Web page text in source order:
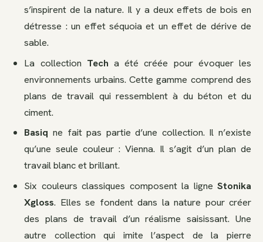
s’inspirent de la nature. Il y a deux effets de bois en
détresse : un effet séquoia et un effet de dérive de
sable.
La collection Tech a été créée pour évoquer les
environnements urbains. Cette gamme comprend des
plans de travail qui ressemblent à du béton et du
ciment.
Basiq ne fait pas partie d’une collection. Il n’existe
qu’une seule couleur : Vienna. Il s’agit d’un plan de
travail blanc et brillant.
Six couleurs classiques composent la ligne Stonika
Xgloss. Elles se fondent dans la nature pour créer
des plans de travail d’un réalisme saisissant. Une
autre collection qui imite l’aspect de la pierre